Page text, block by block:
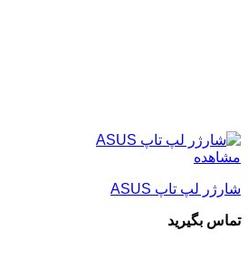
مشاهده
شارژر لپ تاپ ASUS
تماس بگیرید